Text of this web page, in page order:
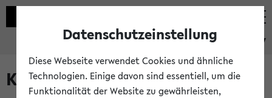
eKVV
Kombisuche im eKVV
Datenschutzeinstellung
Diese Webseite verwendet Cookies und ähnliche
Technologien. Einige davon sind essentiell, um die
Funktionalität der Website zu gewährleisten,